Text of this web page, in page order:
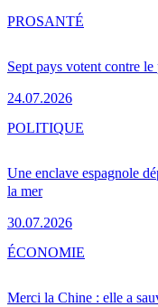
Sept pays votent contre
24.07.2026
PROSANTÉ
Une enclave espagnole
la mer
30.07.2026
POLITIQUE
Merci la Chine : elle a
ÉCONOMIE